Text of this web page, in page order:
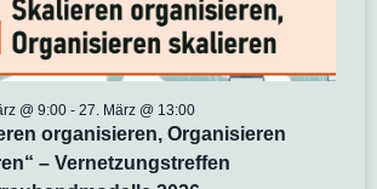
organisieren, Organisieren
– Vernetzungstreffen
@ 9:00- 27. März @ 13:00